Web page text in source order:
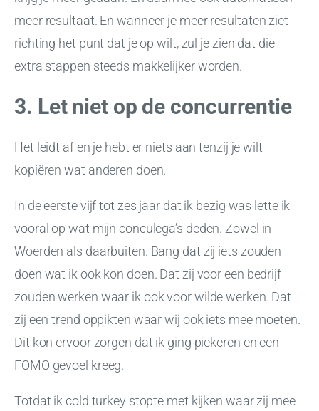
meer resultaat. En wanneer je meer resultaten ziet
richting het punt dat je op wilt, zul je zien dat die
extra stappen steeds makkelijker worden.
3. Let niet op de concurrentie
Het leidt af en je hebt er niets aan tenzij je wilt
kopiëren wat anderen doen.
In de eerste vijf tot zes jaar dat ik bezig was lette ik
vooral op wat mijn conculega’s deden. Zowel in
Woerden als daarbuiten. Bang dat zij iets zouden
doen wat ik ook kon doen. Dat zij voor een bedrijf
zouden werken waar ik ook voor wilde werken. Dat
zij een trend oppikten waar wij ook iets mee moeten.
Dit kon ervoor zorgen dat ik ging piekeren en een
FOMO gevoel kreeg.
Totdat ik cold turkey stopte met kijken waar zij mee